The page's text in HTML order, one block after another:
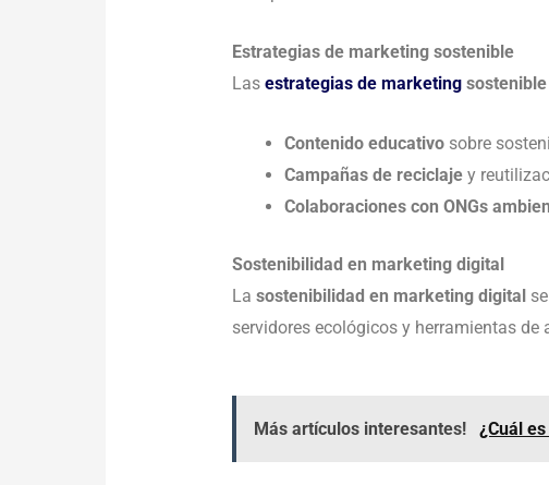
Estrategias de marketing sostenible
Lasestrategias de marketing sostenible
Contenido educativo sobre
Campañas de reciclaje y
Colaboraciones con ONGs
Sostenibilidad en marketing digital
Lasostenibilidad en marketing digital
servidores ecológicos y herramientas
Más artículos interesantes! ¿Cuál